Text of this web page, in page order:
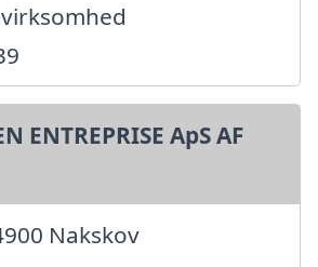
ENTREPRISE ApS AF
Nakskov